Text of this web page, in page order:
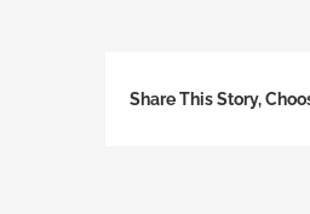
Share This Story,